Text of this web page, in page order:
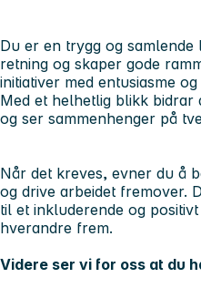
Du er en trygg og samlende
retning og skaper gode
initiativer med entusiasme
Med et helhetlig blikk
og ser sammenhenger på
Når det kreves, evner du å
og drive arbeidet fremover.
til et inkluderende og
hverandre frem.
Videre ser vi for oss at du